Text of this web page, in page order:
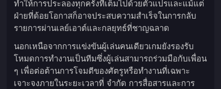
ทำให้การประลองทุกครั้งที่เต็มไปด้วยตัวแปรและแม้แต่
ฝ่ายที่ด้อยโอกาสก็อาจประสบความสำเร็จในการกลับ
รายการผ่านเลย์เอาต์และกลยุทธ์ที่ชาญฉลาด
นอกเหนือจากการแข่งขันผู้เล่นคนเดียวเกมยังรองรับ
โหมดการทำงานเป็นทีมซึ่งผู้เล่นสามารถร่วมมือกับเพื่อน
ๆ เพื่อต่อต้านการโจมตีของศัตรูหรือทำงานที่เฉพาะ
เจาะจงภายในระยะเวลาที่ จำกัด การสื่อสารและการ